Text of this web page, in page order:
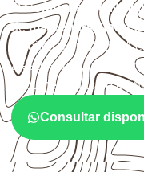
OCompensado Naval
demarcenaria,
sujeitos à umidade. A
a espessura, o
documentadas do
Consultar